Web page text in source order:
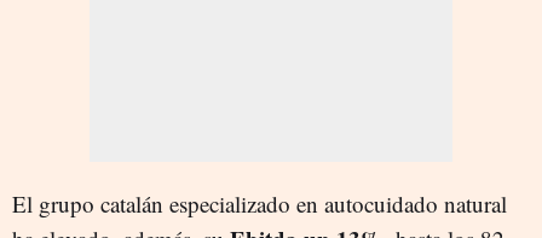
El grupo catalán especializado en autocuidado natural